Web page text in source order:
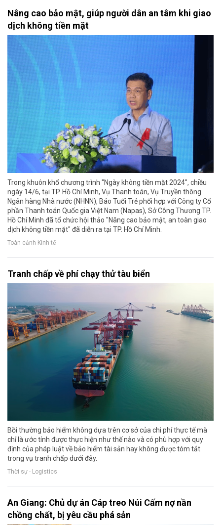
Nâng cao bảo mật, giúp người dân an tâm khi giao
dịch không tiền mặt
Trong khuôn khổ chương trình "Ngày không tiền mặt 2024", chiều
ngày 14/6, tại TP. Hồ Chí Minh, Vụ Thanh toán, Vụ Truyền thông
Ngân hàng Nhà nước (NHNN), Báo Tuổi Trẻ phối hợp với Công ty Cổ
phần Thanh toán Quốc gia Việt Nam (Napas), Sở Công Thương TP.
Hồ Chí Minh đã tổ chức hội thảo "Nâng cao bảo mật, an toàn giao
dịch không tiền mặt" đã diễn ra tại TP. Hồ Chí Minh.
Toàn cảnh Kinh tế
Tranh chấp về phí chạy thử tàu biển
Bồi thường bảo hiểm không dựa trên cơ sở của chi phí thực tế mà
chỉ là ước tính được thực hiện như thế nào và có phù hợp với quy
định của pháp luật về bảo hiểm tài sản hay không được tóm tắt
trong vụ tranh chấp dưới đây.
Thời sự - Logistics
An Giang: Chủ dự án Cáp treo Núi Cấm nợ nần
chồng chất, bị yêu cầu phá sản